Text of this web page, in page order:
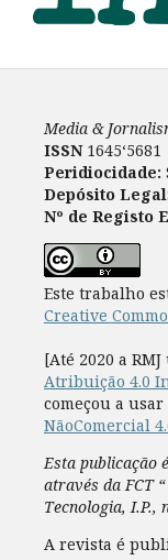
Media &
ISSN 1645‘5681
Peridiocidade:
Depósito Legal
Nº de Registo
Este trabalho
Creative
[Até 2020 a
Atribuição 4.0
começou a usar
NãoComercial
Esta publicação
através da FCT
Tecnologia, I.P.,
A revista é